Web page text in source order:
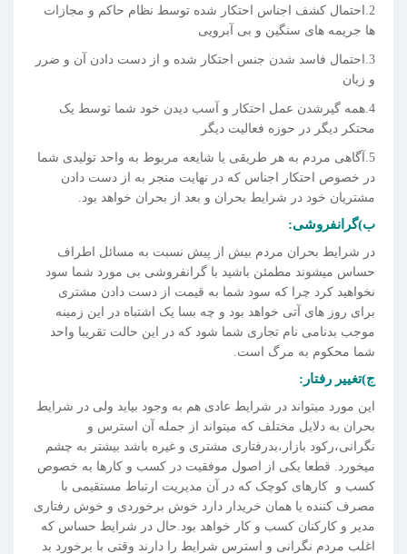
2.احتمال کشف اجناس احتکار شده توسط نظام حاکم و مجازات
ها جریمه های سنگین و بی آبرویی
3.احتمال فاسد شدن جنس احتکار شده و از دست دادن آن و ضرر
و زیان
4.همه گیرشدن عمل احتکار و آسب دیدن خود شما توسط یک
محتکر دیگر در حوزه فعالیت دیگر
5.آگاهی مردم به هر طریقی یا شایعه مربوط به واحد تولیدی شما
در خصوص احتکار اجناس که در نهایت منجر به از دست دادن
مشتریان خود در شرایط بحران و بعد از بحران خواهد بود.
ب)گرانفروشی:
در شرایط بحران مردم بیش از پیش نسبت به مسائل اطراف
حساس میشوند مطمئن باشید با گرانفروشی بی مورد شما سود
نخواهید کرد چرا که سود شما به قیمت از دست دادن مشتری
برای روز های آتی خواهد بود و چه بسا یک اشتباه در این زمینه
موجب بدنامی نام تجاری شما شود که در این حالت تقریبا واحد
شما محکوم به مرگ است.
ج)تغییر رفتار:
این مورد میتواند در شرایط عادی هم به وجود بیاید ولی در شرایط
بحران به دلایل مختلف که میتواند از جمله آن استرس و
نگرانی،رکود بازار،بدرفتاری مشتری و غیره باشد بیشتر به چشم
میخورد. قطعا یکی از اصول موفقیت در کسب و کارها به خصوص
کسب و کارهای کوچک که در آن مدیریت ارتباط مستقیمی با
مصرف کننده یا همان خریدار دارد خوش برخوردی و خوش رفتاری
مدیر و کارکنان کسب و کار خواهد بود.حال در شرایط حساس که
اغلب مردم نگرانی و استرس شرایط را دارند وقتی با برخورد بد